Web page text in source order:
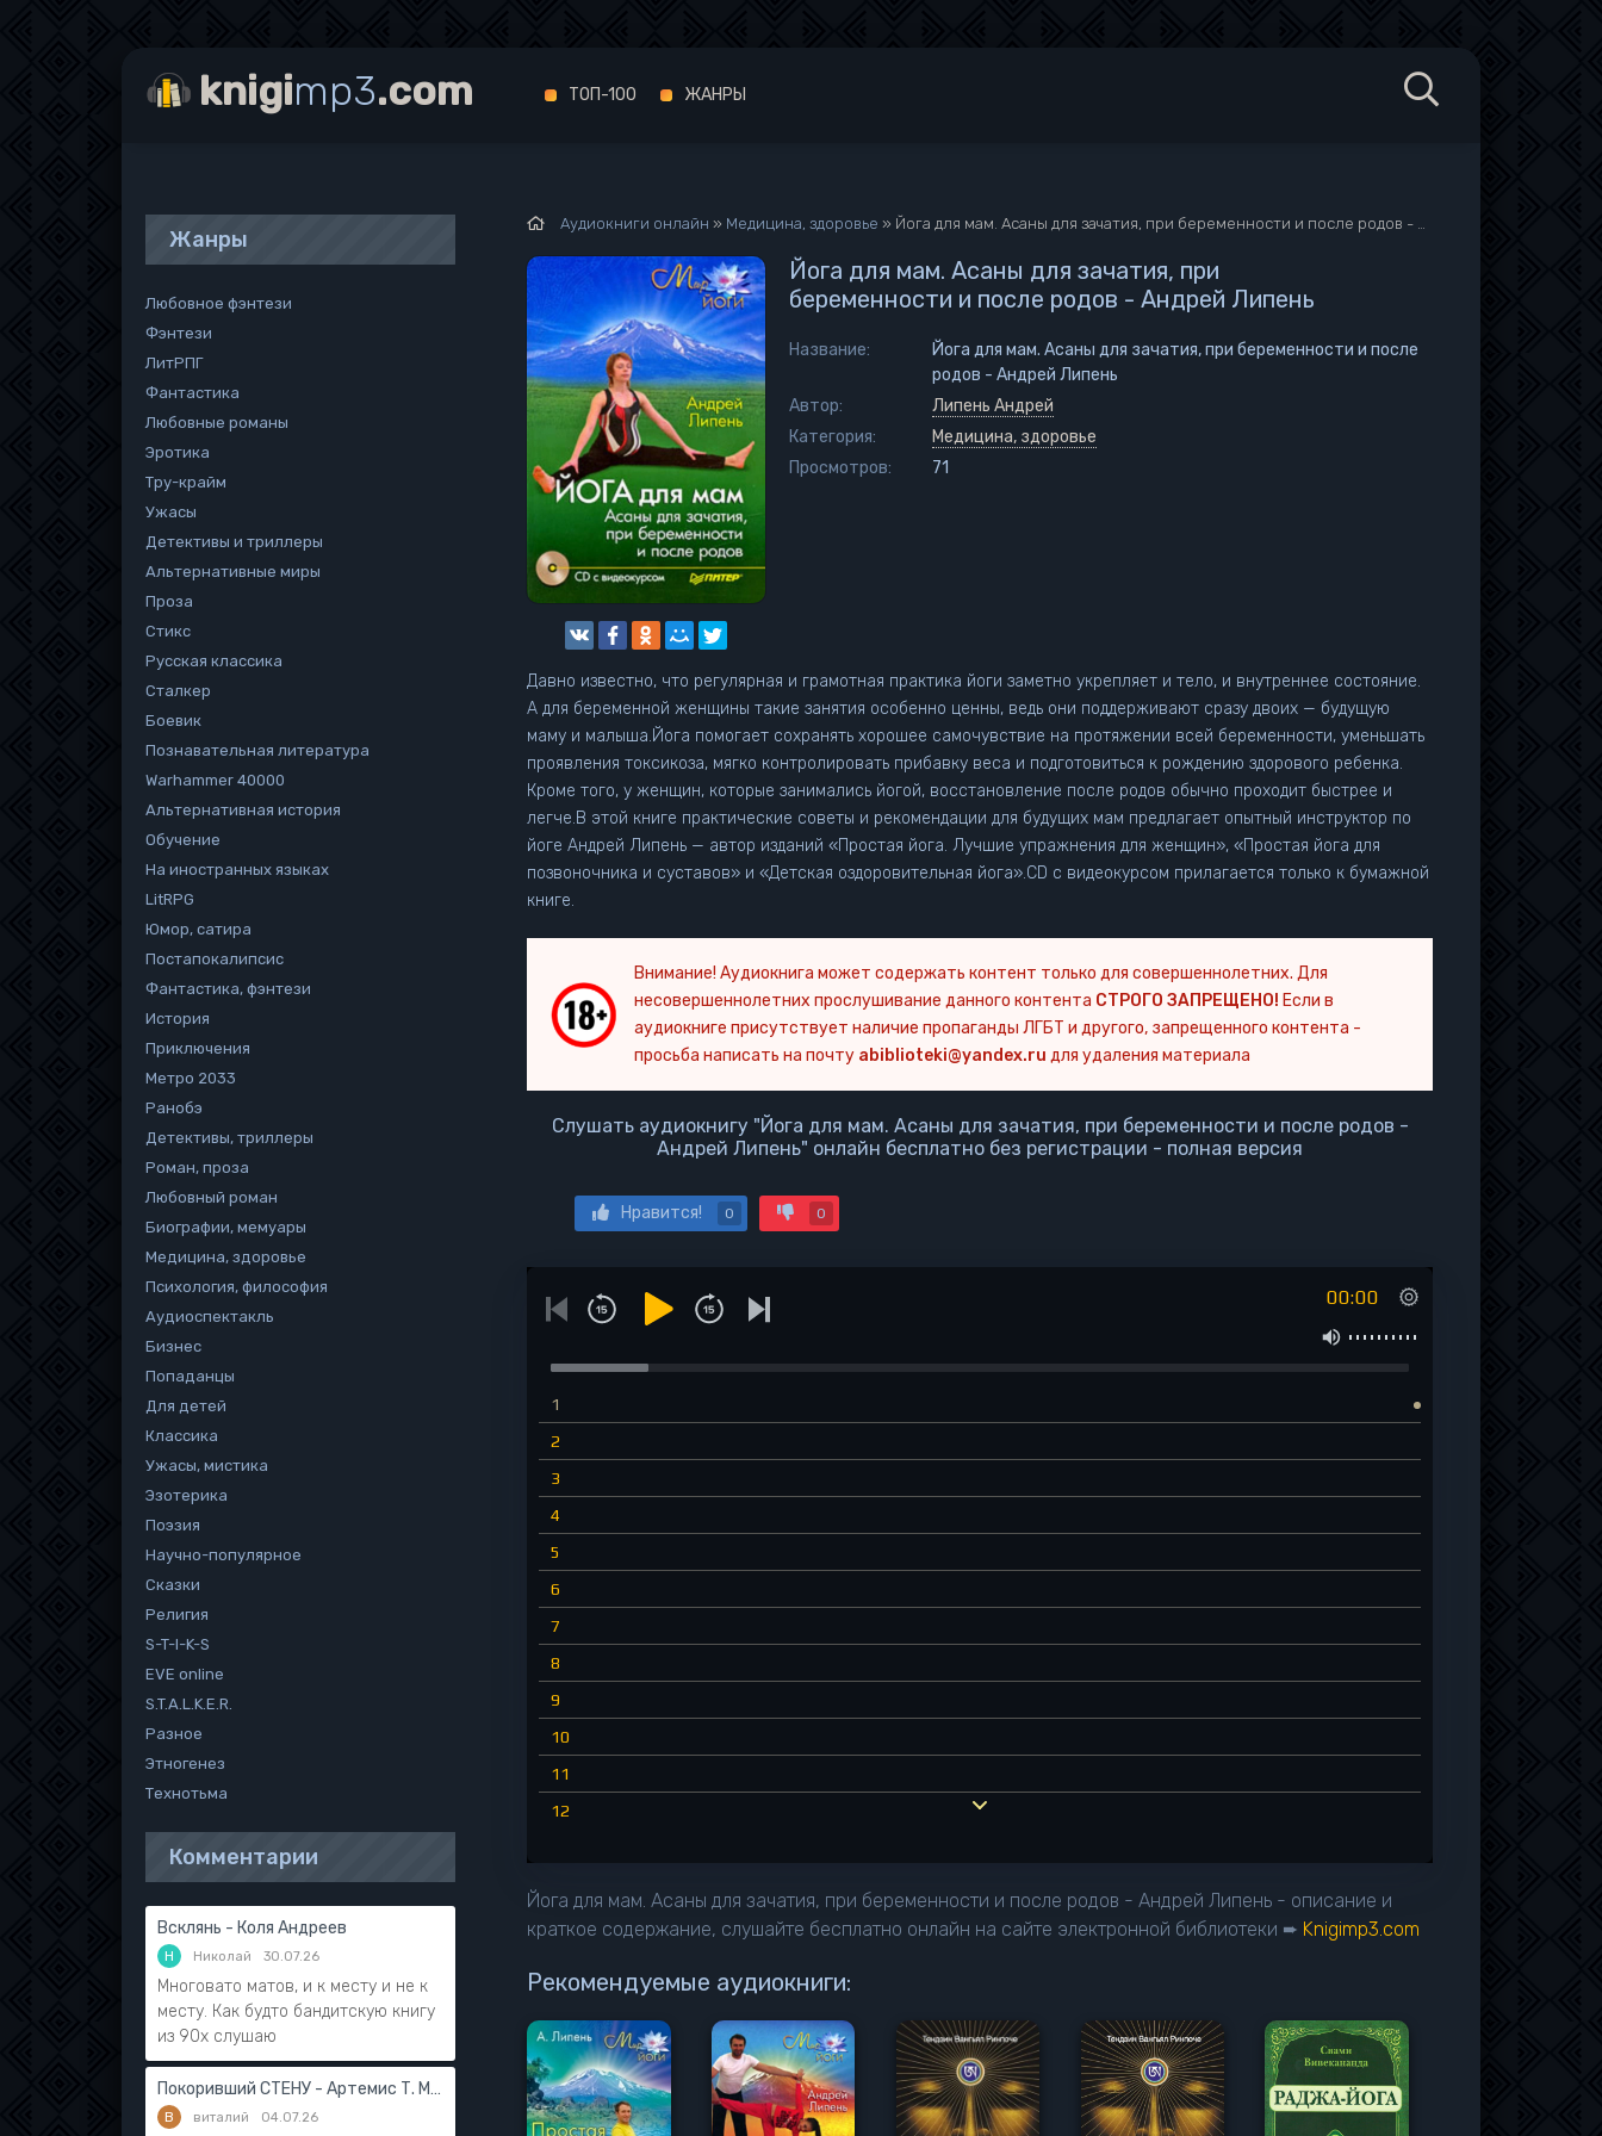
Аудиокниги онлайн » Медицина, здоровье » Йога для мам. Асаны для зачатия, при беременности и после родов - Андрей Липень
Йога для мам. Асаны для зачатия, при
беременности и после родов - Андрей Липень
Название:
Йога для мам. Асаны для зачатия, при беременности и после
родов - Андрей Липень
Автор:
Липень Андрей
Категория:
Медицина, здоровье
Просмотров:
71
Давно известно, что регулярная и грамотная практика йоги заметно укрепляет и тело, и внутреннее состояние.
А для беременной женщины такие занятия особенно ценны, ведь они поддерживают сразу двоих — будущую
маму и малыша.Йога помогает сохранять хорошее самочувствие на протяжении всей беременности, уменьшать
проявления токсикоза, мягко контролировать прибавку веса и подготовиться к рождению здорового ребенка.
Кроме того, у женщин, которые занимались йогой, восстановление после родов обычно проходит быстрее и
легче.В этой книге практические советы и рекомендации для будущих мам предлагает опытный инструктор по
йоге Андрей Липень — автор изданий «Простая йога. Лучшие упражнения для женщин», «Простая йога для
позвоночника и суставов» и «Детская оздоровительная йога».CD с видеокурсом прилагается только к бумажной
книге.
Внимание! Аудиокнига может содержать контент только для совершеннолетних. Для
несовершеннолетних прослушивание данного контента СТРОГО ЗАПРЕЩЕНО! Если в
аудиокниге присутствует наличие пропаганды ЛГБТ и другого, запрещенного контента -
просьба написать на почту abiblioteki@yandex.ru для удаления материала
Слушать аудиокнигу "Йога для мам. Асаны для зачатия, при беременности и после родов -
Андрей Липень" онлайн бесплатно без регистрации - полная версия
Нравится! 0 0
00:00
1
2
3
4
5
6
7
8
9
10
11
12
15
17
18
19
20
Йога для мам. Асаны для зачатия, при беременности и после родов - Андрей Липень - описание и
краткое содержание, слушайте бесплатно онлайн на сайте электронной библиотеки ➨ Knigimp3.com
Рекомендуемые аудиокниги:
Жанры
Любовное фэнтези
Фэнтези
ЛитРПГ
Фантастика
Любовные романы
Эротика
Тру-крайм
Ужасы
Детективы и триллеры
Альтернативные миры
Проза
Стикс
Русская классика
Сталкер
Боевик
Познавательная литература
Warhammer 40000
Альтернативная история
Обучение
На иностранных языках
LitRPG
Юмор, сатира
Постапокалипсис
Фантастика, фэнтези
История
Приключения
Метро 2033
Ранобэ
Детективы, триллеры
Роман, проза
Любовный роман
Биографии, мемуары
Медицина, здоровье
Психология, философия
Аудиоспектакль
Бизнес
Попаданцы
Для детей
Классика
Ужасы, мистика
Эзотерика
Поэзия
Научно-популярное
Сказки
Религия
S-T-I-K-S
EVE online
S.T.A.L.K.E.R.
Разное
Этногенез
Технотьма
Комментарии
Всклянь - Коля Андреев
Н Николай 30.07.26
Многовато матов, и к месту и не к
месту. Как будто бандитскую книгу
из 90х слушаю
Покоривший СТЕНУ - Артемис Т. Мантикор
В виталий 04.07.26
knigimp3.com ТОП-100 ЖАНРЫ